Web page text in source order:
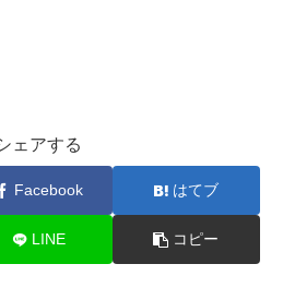
ェアする
Facebook はてブ
LINE コピー